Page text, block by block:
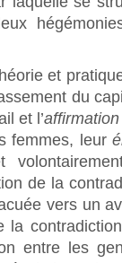
et
du
et l’affirmation
femmes, leur
de la
vers un
entre les